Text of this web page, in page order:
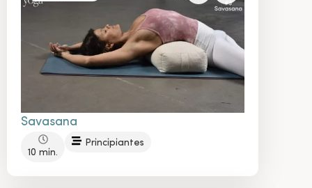
Savasana
10 min.
Principiantes